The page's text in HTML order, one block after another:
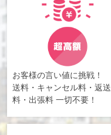
お客様の言い値に挑戦！
送料・キャンセル料・返送
料・出張料 一切不要！